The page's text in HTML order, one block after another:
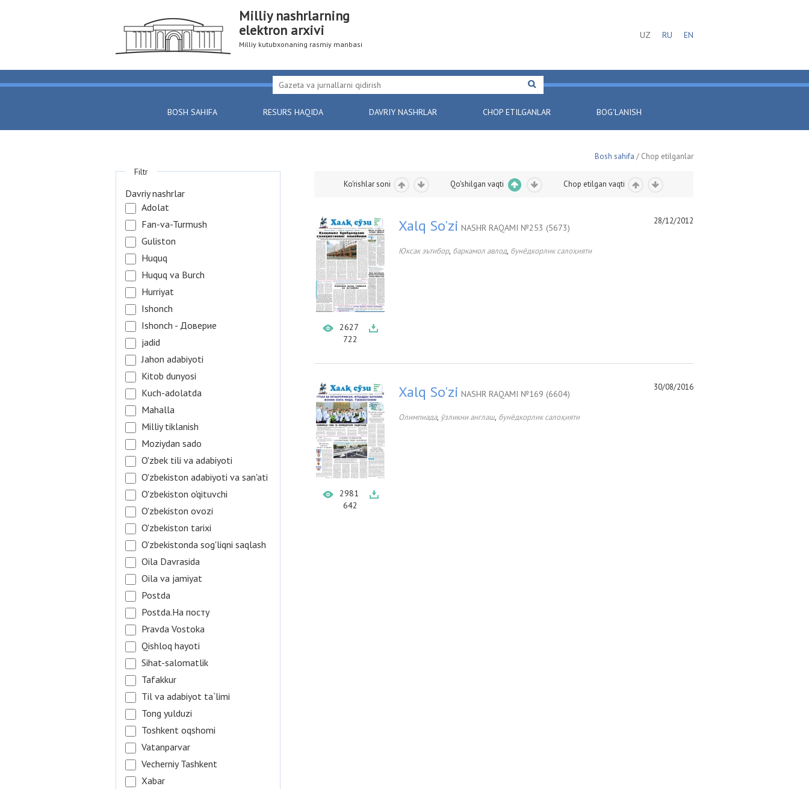
Milliy nashrlarning
elektron arxivi
Milliy kutubxonaning rasmiy manbasi
UZ RU EN
BOSH SAHIFA RESURS HAQIDA DAVRIY NASHRLAR CHOP ETILGANLAR BOG'LANISH
Bosh sahifa / Chop etilganlar
Ko'rishlar soni Qo'shilgan vaqti Chop etilgan vaqti
2627
722
28/12/2012
Xalq So'zi NASHR RAQAMI №253 (5673)
Юксак эътибор, баркамол авлод, бунёдкорлик салоҳияти
2981
642
30/08/2016
Xalq So'zi NASHR RAQAMI №169 (6604)
Олимпиада, ўзликни англаш, бунёдкорлик салоҳияти
Filtr
Davriy nashrlar
Adolat
Fan-va-Turmush
Guliston
Huquq
Huquq va Burch
Hurriyat
Ishonch
Ishonch - Доверие
jadid
Jahon adabiyoti
Kitob dunyosi
Kuch-adolatda
Mahalla
Milliy tiklanish
Moziydan sado
O'zbek tili va adabiyoti
O'zbekiston adabiyoti va san'ati
O'zbekiston o'qituvchi
O'zbekiston ovozi
O'zbekiston tarixi
O'zbekistonda sog'liqni saqlash
Oila Davrasida
Oila va jamiyat
Postda
Postda.На посту
Pravda Vostoka
Qishloq hayoti
Sihat-salomatlik
Tafakkur
Til va adabiyot ta`limi
Tong yulduzi
Toshkent oqshomi
Vatanparvar
Vecherniy Tashkent
Xabar